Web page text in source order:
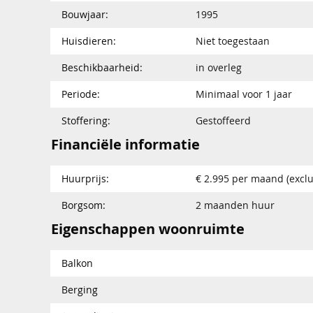
Bouwjaar:
1995
Huisdieren:
Niet toegestaan
Beschikbaarheid:
in overleg
Periode:
Minimaal voor 1 jaar
Stoffering:
Gestoffeerd
Financiële informatie
Huurprijs:
€ 2.995 per maand
Borgsom:
2 maanden huur
Eigenschappen woonruimte
Balkon
Berging